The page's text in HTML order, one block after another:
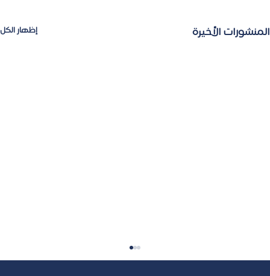
المنشورات الأخيرة إظهار الكل